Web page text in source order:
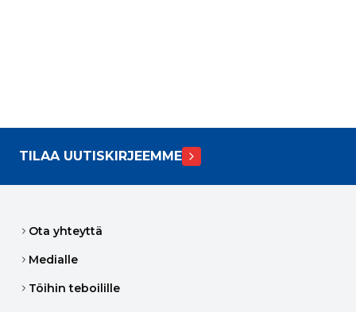
TILAA UUTISKIRJEEMME
Ota yhteyttä
Medialle
Töihin teboilille